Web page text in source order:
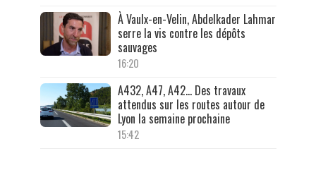
À Vaulx-en-Velin, Abdelkader Lahmar
serre la vis contre les dépôts
sauvages
16:20
A432, A47, A42… Des travaux
attendus sur les routes autour de
Lyon la semaine prochaine
15:42